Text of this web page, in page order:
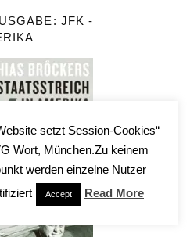
JFK -
setzt Session-Cookies“
Wort, München.Zu keinem
werden einzelne Nutzer
Accept Read More